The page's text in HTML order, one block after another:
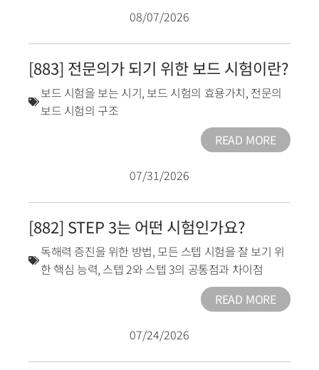
08/07/2026
[883] 전문의가 되기 위한 보드 시험이란?
보드 시험을 보는 시기, 보드 시험의 효용가치, 전문의
보드 시험의 구조
READ MORE
07/31/2026
[882] STEP 3는 어떤 시험인가요?
독해력 증진을 위한 방법, 모든 스텝 시험을 잘 보기 위
한 핵심 능력, 스텝 2와 스텝 3의 공통점과 차이점
READ MORE
07/24/2026